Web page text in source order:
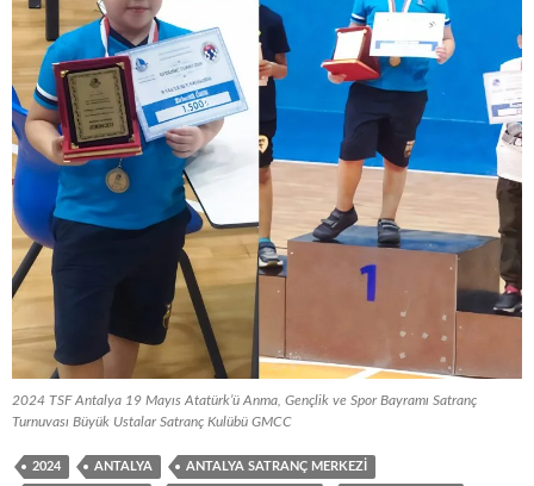
2024 TSF Antalya 19 Mayıs Atatürk’ü Anma, Gençlik ve Spor Bayramı Satranç
Turnuvası Büyük Ustalar Satranç Kulübü GMCC
2024 ANTALYA ANTALYA SATRANÇ MERKEZI